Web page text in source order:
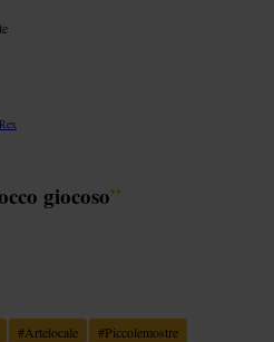
giocoso”
#Artelocale #Piccolemostre